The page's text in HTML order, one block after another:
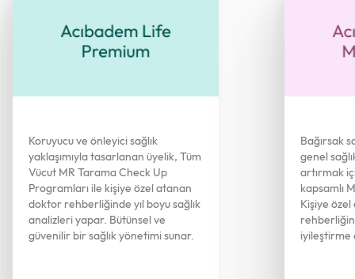
Koruyucu ve önleyici sağlık
yaklaşımıyla tasarlanan üyelik, Tüm
Vücut MR Tarama Check Up
Programları ile kişiye özel atanan
doktor rehberliğinde yıl boyu sağlık
analizleri yapar. Bütünsel ve
güvenilir bir sağlık yönetimi sunar.
Bağırsak
genel
artırmak
kapsamlı
Kişiye
iyileştirme